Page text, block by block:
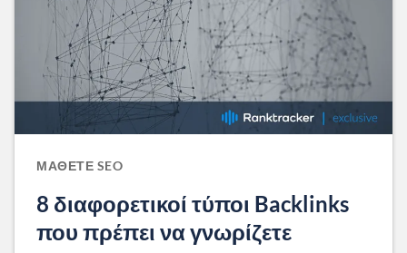
ΜΆΘΕΤΕ SEO
8 διαφορετικοί τύποι Backlinks
που πρέπει να γνωρίζετε